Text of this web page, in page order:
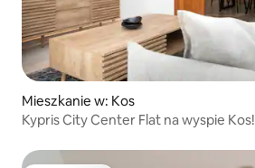
Mieszkanie w: Kos
Kypris City Center Flat na wyspie Kos!